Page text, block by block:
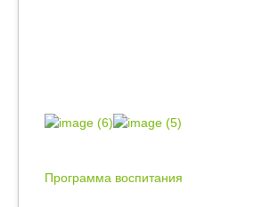
Программа воспитания